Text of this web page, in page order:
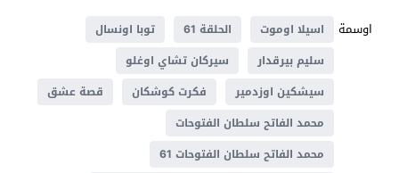
اوسمة
اسيلا اوموت الحلقة 61
توبا اونسال
سليم بيرقدار
سيركان تشاي اوغلو
سيشكين اوزدمير
فكرت كوشكان
قصة عشق
محمد الفاتح سلطان الفتوحات
محمد الفاتح سلطان الفتوحات 61